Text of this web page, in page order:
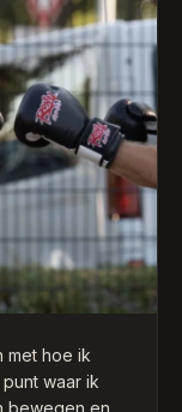
met hoe ik
waar ik
bewegen en